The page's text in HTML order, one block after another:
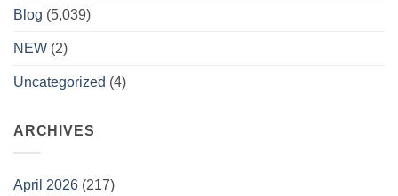
Blog (5,039)
NEW (2)
Uncategorized (4)
ARCHIVES
April 2026 (217)